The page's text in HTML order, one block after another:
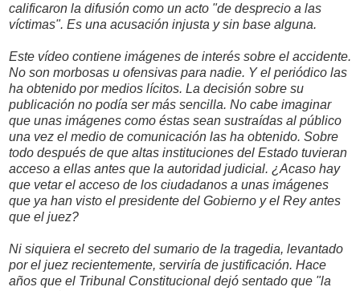
calificaron la difusión como un acto "de desprecio a las
víctimas". Es una acusación injusta y sin base alguna.
Este vídeo contiene imágenes de interés sobre el accidente.
No son morbosas u ofensivas para nadie. Y el periódico las
ha obtenido por medios lícitos. La decisión sobre su
publicación no podía ser más sencilla. No cabe imaginar
que unas imágenes como éstas sean sustraídas al público
una vez el medio de comunicación las ha obtenido. Sobre
todo después de que altas instituciones del Estado tuvieran
acceso a ellas antes que la autoridad judicial. ¿Acaso hay
que vetar el acceso de los ciudadanos a unas imágenes
que ya han visto el presidente del Gobierno y el Rey antes
que el juez?
Ni siquiera el secreto del sumario de la tragedia, levantado
por el juez recientemente, serviría de justificación. Hace
años que el Tribunal Constitucional dejó sentado que "la